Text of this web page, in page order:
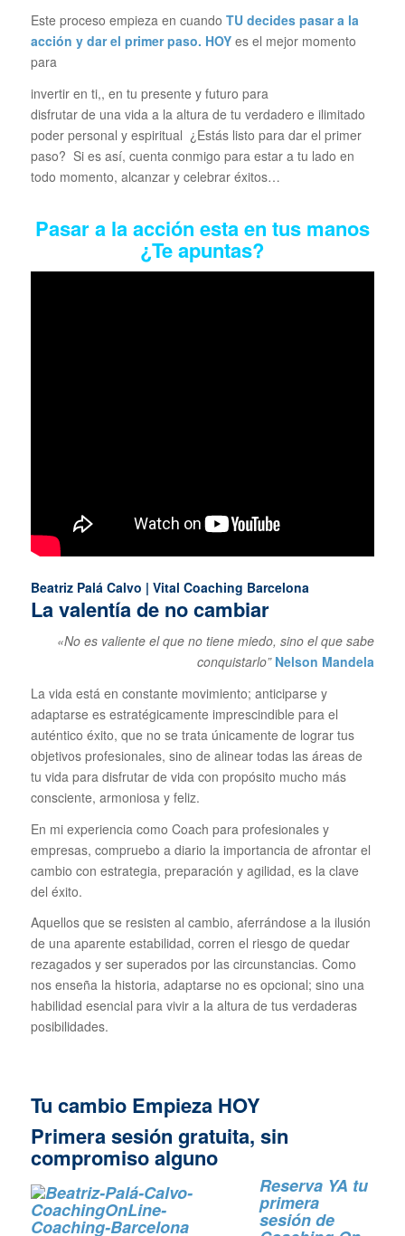
Este proceso empieza en cuando TU decides pasar a la
acción y dar el primer paso. HOY es el mejor momento
para
invertir en ti,, en tu presente y futuro para
disfrutar de una vida a la altura de tu verdadero e ilimitado
poder personal y espiritual ¿Estás listo para dar el primer
paso? Si es así, cuenta conmigo para estar a tu lado en
todo momento, alcanzar y celebrar éxitos…
Pasar a la acción esta en tus manos
¿Te apuntas?
Beatriz Palá Calvo | Vital Coaching Barcelona
La valentía de no cambiar
«No es valiente el que no tiene miedo, sino el que sabe
conquistarlo” Nelson Mandela
La vida está en constante movimiento; anticiparse y
adaptarse es estratégicamente imprescindible para el
auténtico éxito, que no se trata únicamente de lograr tus
objetivos profesionales, sino de alinear todas las áreas de
tu vida para disfrutar de vida con propósito mucho más
consciente, armoniosa y feliz.
En mi experiencia como Coach para profesionales y
empresas, compruebo a diario la importancia de afrontar el
cambio con estrategia, preparación y agilidad, es la clave
del éxito.
Aquellos que se resisten al cambio, aferrándose a la ilusión
de una aparente estabilidad, corren el riesgo de quedar
rezagados y ser superados por las circunstancias. Como
nos enseña la historia, adaptarse no es opcional; sino una
habilidad esencial para vivir a la altura de tus verdaderas
posibilidades.
Tu cambio Empieza HOY
Primera sesión gratuita, sin
compromiso alguno
Reserva YA tu
primera
sesión de